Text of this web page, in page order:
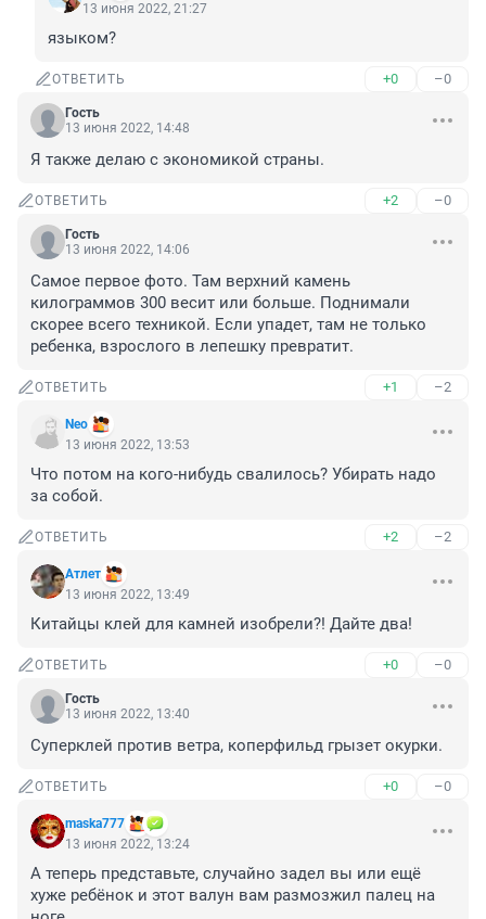
13 июня 2022, 21:27
языком?
ОТВЕТИТЬ +0 –0
Гость
13 июня 2022, 14:48
Я также делаю с экономикой страны.
ОТВЕТИТЬ +2 –0
Гость
13 июня 2022, 14:06
Самое первое фото. Там верхний камень
килограммов 300 весит или больше. Поднимали
скорее всего техникой. Если упадет, там не только
ребенка, взрослого в лепешку превратит.
ОТВЕТИТЬ +1 –2
Nео
13 июня 2022, 13:53
Что потом на кого-нибудь свалилось? Убирать надо
за собой.
ОТВЕТИТЬ +2 –2
Атлет
13 июня 2022, 13:49
Китайцы клей для камней изобрели?! Дайте два!
ОТВЕТИТЬ +0 –0
Гость
13 июня 2022, 13:40
Суперклей против ветра, коперфильд грызет окурки.
ОТВЕТИТЬ +0 –0
maska777
13 июня 2022, 13:24
А теперь представьте, случайно задел вы или ещё
хуже ребёнок и этот валун вам размозжил палец на